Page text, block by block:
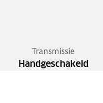
Transmissie
Handgeschakeld